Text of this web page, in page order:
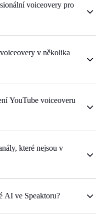
voiceovery pro
v několika
YouTube voiceoveru
které nejsou v
AI ve Speaktoru?